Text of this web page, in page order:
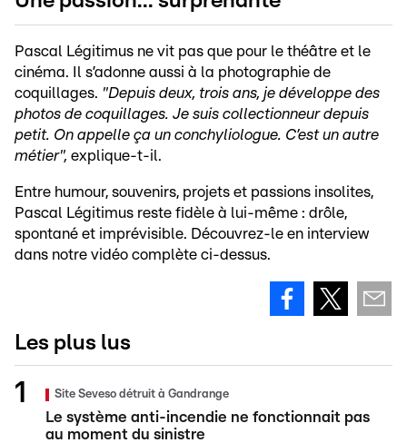
Pascal Légitimus ne vit pas que pour le théâtre et le
cinéma. Il s’adonne aussi à la photographie de
coquillages. "Depuis deux, trois ans, je développe des
photos de coquillages. Je suis collectionneur depuis
petit. On appelle ça un conchyliologue. C’est un autre
métier", explique-t-il.
Entre humour, souvenirs, projets et passions insolites,
Pascal Légitimus reste fidèle à lui-même : drôle,
spontané et imprévisible. Découvrez-le en interview
dans notre vidéo complète ci-dessus.
Les plus lus
Site Seveso détruit à Gandrange
Le système anti-incendie ne fonctionnait pas
au moment du sinistre